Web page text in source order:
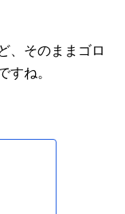
、そのままゴロ
すね。